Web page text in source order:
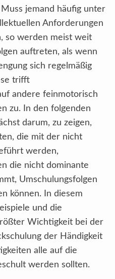
jemand häufig unter
Anforderungen
so werden meist weit
auftreten, als wenn
sich regelmäßig
trifft
andere feinmotorisch
zu. In den folgenden
darum, zu zeigen,
die mit der nicht
werden,
die nicht dominante
Umschulungsfolgen
können. In diesem
und die
Wichtigkeit bei der
der Händigkeit
alle auf die
werden sollten.